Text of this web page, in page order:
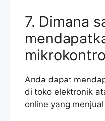
7. Dimana
Anda dapat
di toko elektronik
online yang